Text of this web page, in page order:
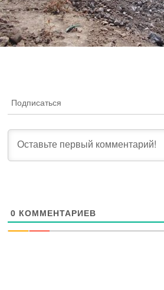
Подписаться
0 КОММЕНТАРИЕВ